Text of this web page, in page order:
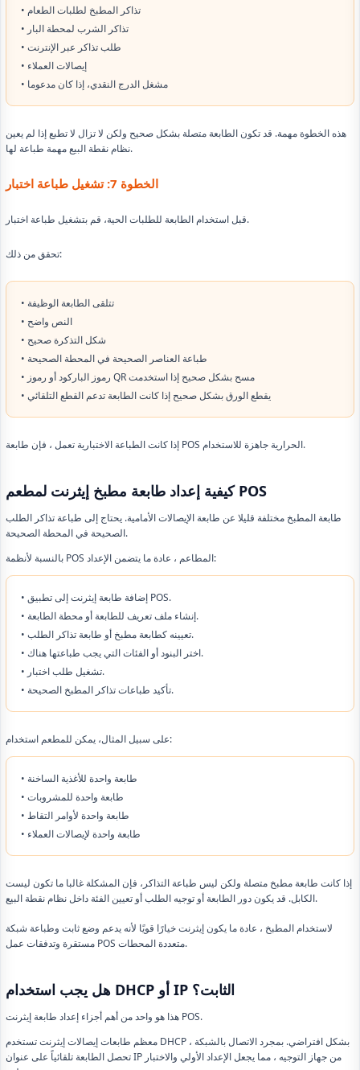
• تذاكر المطبخ لطلبات الطعام
• تذاكر الشرب لمحطة البار
• طلب تذاكر عبر الإنترنت
• إيصالات العملاء
• مشغل الدرج النقدي، إذا كان مدعوما
هذه الخطوة مهمة. قد تكون الطابعة متصلة بشكل صحيح ولكن لا تزال لا تطبع إذا لم يعين
نظام نقطة البيع مهمة طباعة لها.
الخطوة 7: تشغيل طباعة اختبار
قبل استخدام الطابعة للطلبات الحية، قم بتشغيل طباعة اختبار.
تحقق من ذلك:
• تتلقى الطابعة الوظيفة
• النص واضح
• شكل التذكرة صحيح
• طباعة العناصر الصحيحة في المحطة الصحيحة
• رموز الباركود أو رموز QR مسح بشكل صحيح إذا استخدمت
• يقطع الورق بشكل صحيح إذا كانت الطابعة تدعم القطع التلقائي
إذا كانت الطباعة الاختبارية تعمل ، فإن طابعة POS الحرارية جاهزة للاستخدام.
كيفية إعداد طابعة مطبخ إيثرنت لمطعم POS
طابعة المطبخ مختلفة قليلا عن طابعة الإيصالات الأمامية. يحتاج إلى طباعة تذاكر الطلب
الصحيحة في المحطة الصحيحة.
بالنسبة لأنظمة POS المطاعم ، عادة ما يتضمن الإعداد:
• إضافة طابعة إيثرنت إلى تطبيق POS.
• إنشاء ملف تعريف للطابعة أو محطة الطابعة.
• تعيينه كطابعة مطبخ أو طابعة تذاكر الطلب.
• اختر البنود أو الفئات التي يجب طباعتها هناك.
• تشغيل طلب اختبار.
• تأكيد طباعات تذاكر المطبخ الصحيحة.
على سبيل المثال، يمكن للمطعم استخدام:
• طابعة واحدة للأغذية الساخنة
• طابعة واحدة للمشروبات
• طابعة واحدة لأوامر التقاط
• طابعة واحدة لإيصالات العملاء
إذا كانت طابعة مطبخ متصلة ولكن ليس طباعة التذاكر، فإن المشكلة غالبا ما تكون ليست
الكابل. قد يكون دور الطابعة أو توجيه الطلب أو تعيين الفئة داخل نظام نقطة البيع.
لاستخدام المطبخ ، عادة ما يكون إيثرنت خيارًا قويًا لأنه يدعم وضع ثابت وطباعة شبكة
مستقرة وتدفقات عمل POS متعددة المحطات.
هل يجب استخدام DHCP أو IP الثابت؟
هذا هو واحد من أهم أجزاء إعداد طابعة إيثرنت POS.
معظم طابعات إيصالات إيثرنت تستخدم DHCP بشكل افتراضي. بمجرد الاتصال بالشبكة ،
تحصل الطابعة تلقائياً على عنوان IP من جهاز التوجيه ، مما يجعل الإعداد الأولي والاختبار